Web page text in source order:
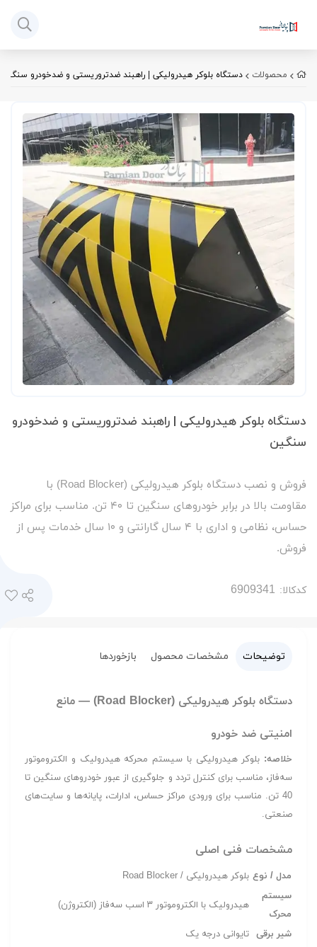
محصولات دستگاه بلوکر هیدرولیکی | راهبند ضدتروریستی و ضدخودرو سنگین
دستگاه بلوکر هیدرولیکی | راهبند ضدتروریستی و ضدخودرو
سنگین
فروش و نصب دستگاه بلوکر هیدرولیکی (Road Blocker) با
مقاومت بالا در برابر خودروهای سنگین تا ۴۰ تن. مناسب برای مراکز
حساس، نظامی و اداری با ۴ سال گارانتی و ۱۰ سال خدمات پس از
فروش.
کدکالا:
توضیحات مشخصات محصول بازخوردها
دستگاه بلوکر هیدرولیکی (Road Blocker) — مانع
امنیتی ضد خودرو
خلاصه: بلوکر هیدرولیکی با سیستم محرکه هیدرولیک و الکتروموتور
سه‌فاز، مناسب برای کنترل تردد و جلوگیری از عبور خودروهای سنگین تا
40 تن. مناسب برای ورودی مراکز حساس، ادارات، پایانه‌ها و سایت‌های
صنعتی.
مشخصات فنی اصلی
مدل / نوع بلوکر هیدرولیکی / Road Blocker
سیستم
محرک
هیدرولیک با الکتروموتور ۳ اسب سه‌فاز (الکتروژن)
شیر برقی تایوانی درجه یک